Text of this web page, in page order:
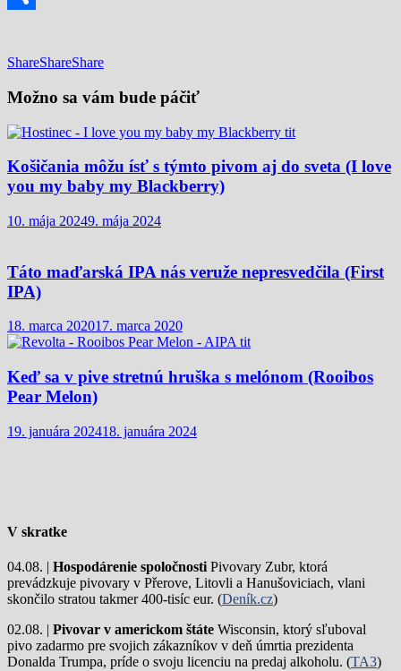
ShareShareShare
Možno sa vám bude páčiť
Košičania môžu ísť s týmto pivom aj do sveta (I love
you my baby my Blackberry)
10. mája 20249. mája 2024
Táto maďarská IPA nás veruže nepresvedčila (First
IPA)
18. marca 202017. marca 2020
Keď sa v pive stretnú hruška s melónom (Rooibos
Pear Melon)
19. januára 202418. januára 2024
V skratke
04.08. | Hospodárenie spoločnostiPivovary Zubr, ktorá
prevádzkuje pivovary v Přerove, Litovli a Hanušoviciach, vlani
skončilo stratou takmer 400-tisíc eur. (Deník.cz)
02.08. | Pivovar v americkom štáte Wisconsin, ktorý sľuboval
pivo zadarmo pre svojich zákazníkov v deň úmrtia prezidenta
Donalda Trumpa, príde o svoju licenciu na predaj alkoholu. (TA3)